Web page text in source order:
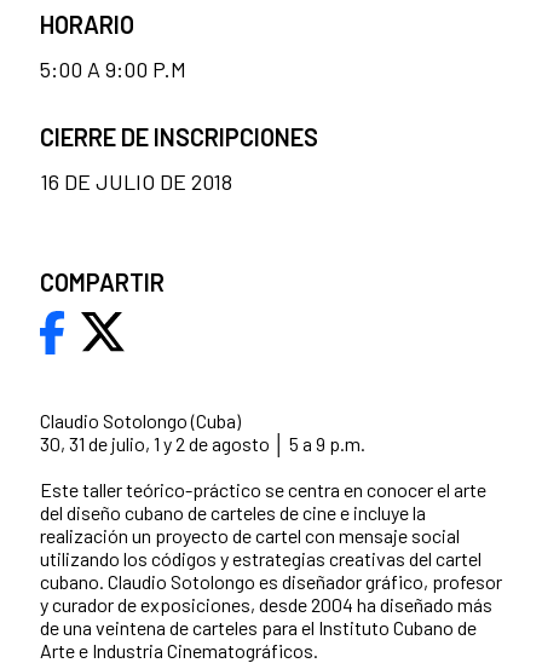
Claudio Sotolongo (Cuba)
30, 31 de julio, 1 y 2 de agosto │ 5 a 9 p.m.
Este taller teórico-práctico se centra en conocer el arte
del diseño cubano de carteles de cine e incluye la
realización un proyecto de cartel con mensaje social
utilizando los códigos y estrategias creativas del cartel
cubano. Claudio Sotolongo es diseñador gráfico, profesor
y curador de exposiciones, desde 2004 ha diseñado más
de una veintena de carteles para el Instituto Cubano de
Arte e Industria Cinematográficos.
HORARIO
5:00 A 9:00 P.M
CIERRE DE INSCRIPCIONES
16 DE JULIO DE 2018
COMPARTIR